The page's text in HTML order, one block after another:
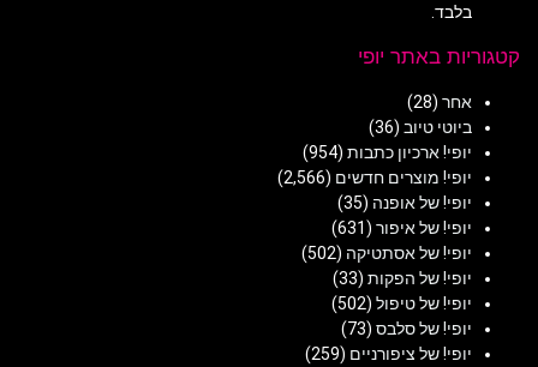
בלבד.
קטגוריות באתר יופי
אחר (28)
ביוטי טיוב (36)
יופי! ארכיון כתבות (954)
יופי! מוצרים חדשים (2,566)
יופי! של אופנה (35)
יופי! של איפור (631)
יופי! של אסתטיקה (502)
יופי! של הפקות (33)
יופי! של טיפול (502)
יופי! של סלבס (73)
יופי! של ציפורניים (259)